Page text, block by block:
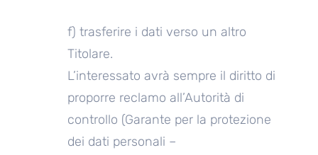
f) trasferire i dati verso un altro
Titolare.
L’interessato avrà sempre il diritto di
proporre reclamo all’Autorità di
controllo (Garante per la protezione
dei dati personali –